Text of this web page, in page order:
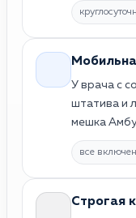
У врача с
штатива и
мешка Амбу
все
Строгая